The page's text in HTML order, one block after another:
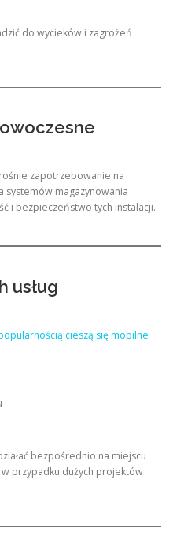
do wycieków i zagrożeń
zapotrzebowanie na
systemów magazynowania
i bezpieczeństwo tych instalacji.
usług
cieszą się mobilne
bezpośrednio na miejscu
przypadku dużych projektów